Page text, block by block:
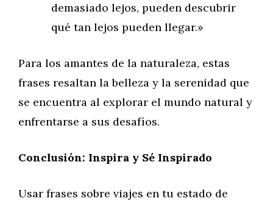
demasiado lejos, pueden descubrir
qué tan lejos pueden llegar.»
Para los amantes de la naturaleza, estas
frases resaltan la belleza y la serenidad que
se encuentra al explorar el mundo natural y
enfrentarse a sus desafíos.
Conclusión: Inspira y Sé Inspirado
Usar frases sobre viajes en tu estado de